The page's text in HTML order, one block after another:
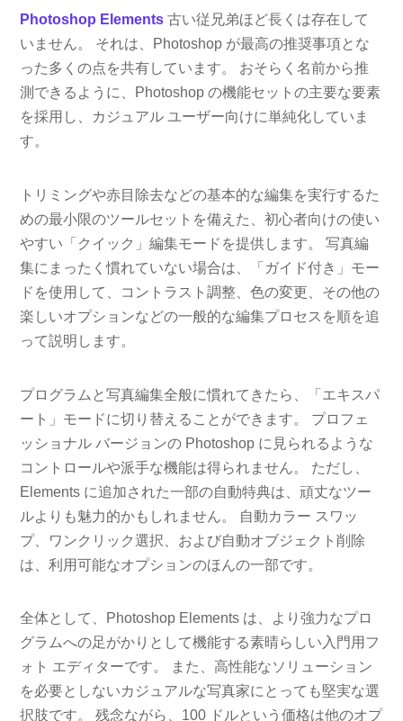
Photoshop Elements 古い従兄弟ほど長くは存在して
いません。 それは、Photoshop が最高の推奨事項とな
った多くの点を共有しています。 おそらく名前から推
測できるように、Photoshop の機能セットの主要な要素
を採用し、カジュアル ユーザー向けに単純化していま
す。
トリミングや赤目除去などの基本的な編集を実行するた
めの最小限のツールセットを備えた、初心者向けの使い
やすい「クイック」編集モードを提供します。 写真編
集にまったく慣れていない場合は、「ガイド付き」モー
ドを使用して、コントラスト調整、色の変更、その他の
楽しいオプションなどの一般的な編集プロセスを順を追
って説明します。
プログラムと写真編集全般に慣れてきたら、「エキスパ
ート」モードに切り替えることができます。 プロフェ
ッショナル バージョンの Photoshop に見られるような
コントロールや派手な機能は得られません。 ただし、
Elements に追加された一部の自動特典は、頑丈なツー
ルよりも魅力的かもしれません。 自動カラー スワッ
プ、ワンクリック選択、および自動オブジェクト削除
は、利用可能なオプションのほんの一部です。
全体として、Photoshop Elements は、より強力なプロ
グラムへの足がかりとして機能する素晴らしい入門用フ
ォト エディターです。 また、高性能なソリューション
を必要としないカジュアルな写真家にとっても堅実な選
択肢です。 残念ながら、100 ドルという価格は他のオプ